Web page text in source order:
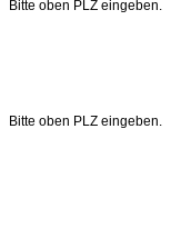
Bitte oben PLZ eingeben.
Bitte oben PLZ eingeben.